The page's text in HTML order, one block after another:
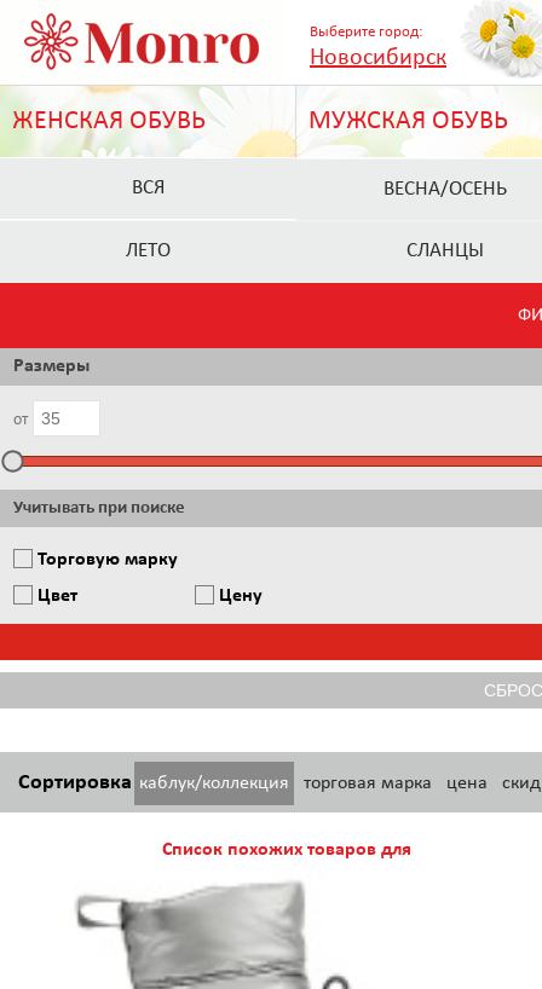
Выберите город:
Новосибирск
ЖЕНСКАЯ ОБУВЬ МУЖСКАЯ ОБУВЬ
ВСЯ ВЕСНА/ОСЕНЬ
ЛЕТО СЛАНЦЫ
Размеры
от
Учитывать при поиске
Торговую марку
Цвет
Цену
Сортировка каблук/коллекция торговая марка цена
Список похожих товаров для